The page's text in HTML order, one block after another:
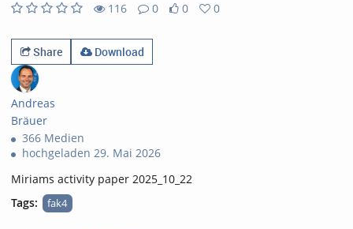
116
0
0
0
Share
Download
Andreas
Bräuer
366 Medien
hochgeladen 29. Mai 2026
Miriams activity paper 2025_10_22
Tags:
fak4